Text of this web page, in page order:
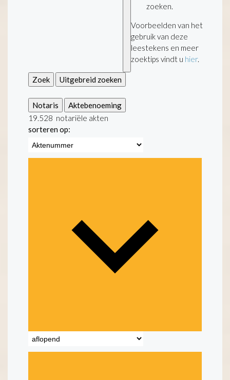
zoeken.
Voorbeelden van het
gebruik van deze
leestekens en meer
zoektips vindt u hier.
Zoek Uitgebreid zoeken
Notaris
Aktebenoeming
19.528 notariële akten
sorteren op: